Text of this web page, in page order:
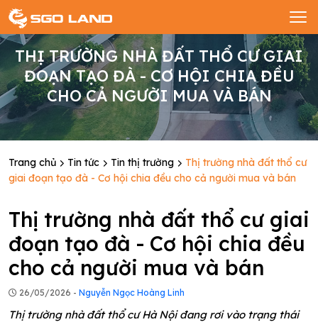
THỊ TRƯỜNG NHÀ ĐẤT THỔ CƯ GIAI
ĐOẠN TẠO ĐÀ - CƠ HỘI CHIA ĐỀU
CHO CẢ NGƯỜI MUA VÀ BÁN
Trang chủ Tin tức Tin thị trường
Thị trường nhà đất thổ cư
giai đoạn tạo đà - Cơ hội chia đều cho cả người mua và bán
Thị trường nhà đất thổ cư giai
đoạn tạo đà - Cơ hội chia đều
cho cả người mua và bán
26/05/2026 - Nguyễn Ngọc Hoàng Linh
Thị trường nhà đất thổ cư Hà Nội đang rơi vào trạng thái